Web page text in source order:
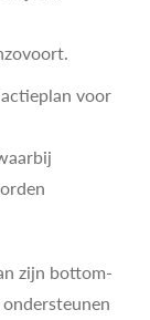
voor
zijn bottom-